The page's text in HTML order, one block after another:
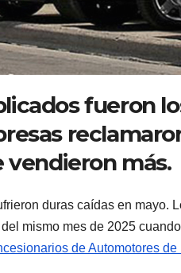
fueron
vendieron más.
duras caídas en mayo.
mismo mes de 2025
de Automotores